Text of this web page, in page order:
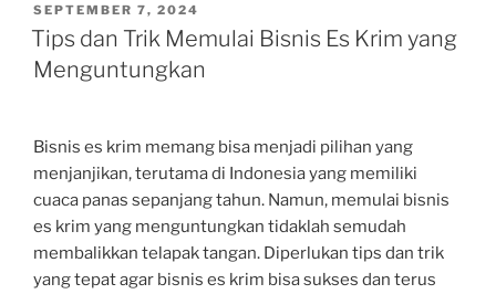
POSTED
ON
SEPTEMBER 7, 2024
Tips dan Trik Memulai Bisnis Es Krim yang
Menguntungkan
Bisnis es krim memang bisa menjadi pilihan yang
menjanjikan, terutama di Indonesia yang memiliki
cuaca panas sepanjang tahun. Namun, memulai bisnis
es krim yang menguntungkan tidaklah semudah
membalikkan telapak tangan. Diperlukan tips dan trik
yang tepat agar bisnis es krim bisa sukses dan terus